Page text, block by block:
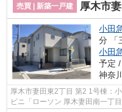
売買 | 新築一戸建 厚木市
小田
分 「
小田
予定
神奈
厚木市妻田東2丁目 第2 1号棟：小田急小田原線本厚木にも近くて便利。コン
ビニ「ローソン 厚木妻田南一丁